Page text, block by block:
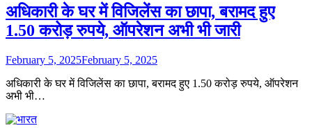
अधिकारी के घर में विजिलेंस का छापा, बरामद हुए
1.50 करोड़ रुपये, ऑपरेशन अभी भी जारी
February 5, 2025February 5, 2025
अधिकारी के घर में विजिलेंस का छापा, बरामद हुए 1.50 करोड़ रुपये, ऑपरेशन
अभी भी…